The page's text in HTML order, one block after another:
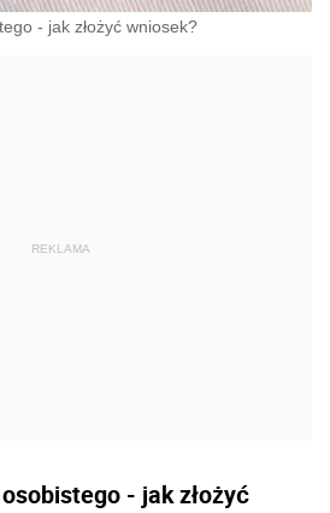
- jak złożyć wniosek?
- jak złożyć